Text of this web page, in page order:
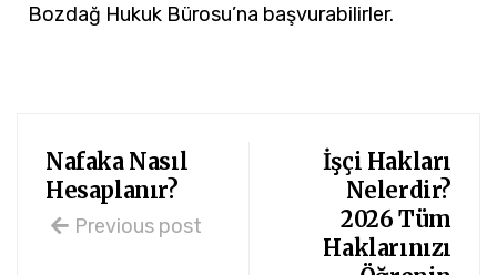
Bozdağ Hukuk Bürosu’na başvurabilirler.
Nafaka Nasıl
Hesaplanır?
Previous post
İşçi Hakları
Nelerdir?
2026 Tüm
Haklarınızı